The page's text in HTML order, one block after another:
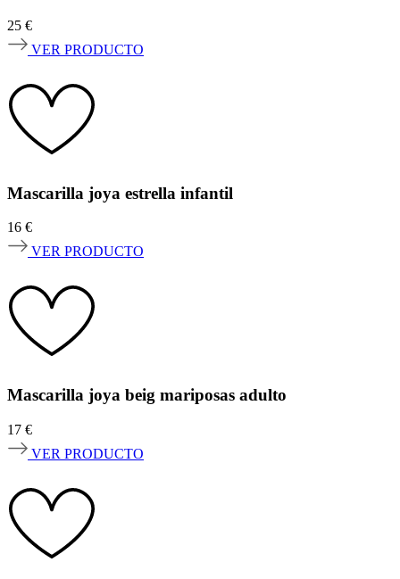
25 €
VER PRODUCTO
Mascarilla joya estrella infantil
16 €
VER PRODUCTO
Mascarilla joya beig mariposas adulto
17 €
VER PRODUCTO